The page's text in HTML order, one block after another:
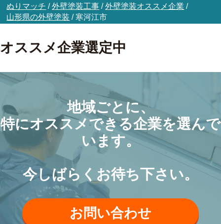
ぬりマッチ /外壁塗装工事 /外壁塗装オススメ企業 /
山形県の外壁塗装 / 寒河江市
オススメ企業選定中
地域ごとに、
特にオススメできる企業を選んで
います。
今しばらくお待ち下さい。
お問い合わせ